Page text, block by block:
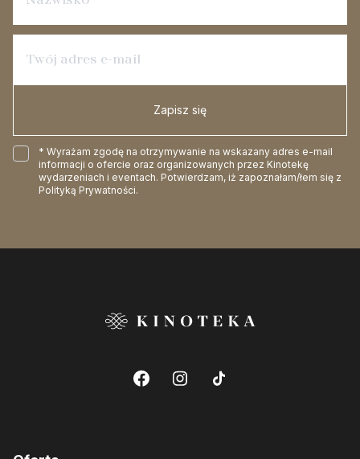
Zapisz się
* Wyrażam zgodę na otrzymywanie na wskazany adres e-mail
informacji o ofercie oraz organizowanych przez Kinotekę
wydarzeniach i eventach. Potwierdzam, iż zapoznałam/łem się z
Polityką Prywatności.